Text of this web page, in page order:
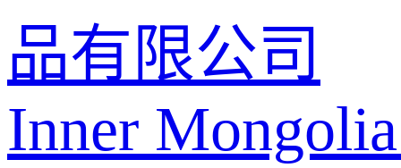
品有限公司
Inner